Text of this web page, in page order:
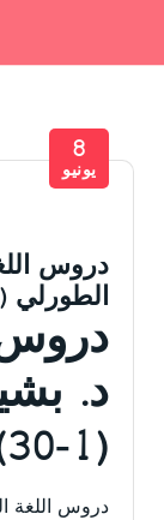
8
يونيو
دروس
الطورلي (1-30)
دروس
د.
(1-30)
دروس اللغة